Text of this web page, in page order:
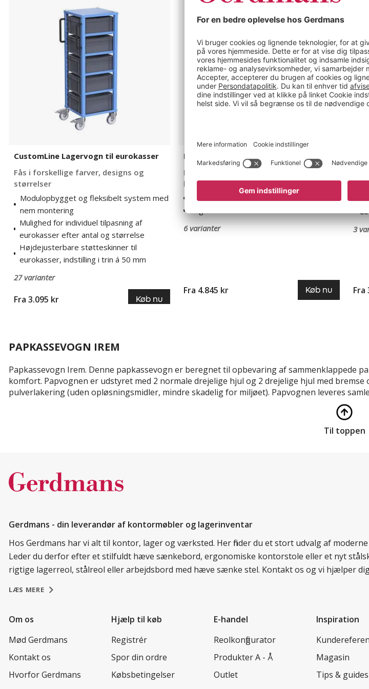
CustomLine Lagervogn til eurokasser
Fås i forskellige farver, designs og
størrelser
Modulopbygget og fleksibelt system med
nem montering
Mulighed for individuel tilpasning af
eurokasser efter antal og størrelse
Højdejusterbare støtteskinner til
eurokasser, indstilling i trin á 50 mm
27 varianter
Fra 3.095 kr Køb nu
Plukvogn Ven med stige
Forskellige størrelser, med 2 eller 3
hylder
Plus model
6 varianter
Fra 4.845 kr Køb nu
3
Fra
PAPKASSEVOGN IREM
Papkassevogn Irem. Denne papkassevogn er beregnet til opbevaring af sammenklappede
komfort. Papvognen er udstyret med 2 normale drejelige hjul og 2 drejelige hjul med
pulverlakering (uden opløsningsmidler, mindre skadelig for miljøet). Papvognen leveres
Til toppen
Gerdmans - din leverandør af kontormøbler og lagerinventar
Hos Gerdmans har vi alt til kontor, lager og værksted. Her finder du et stort udvalg af
Leder du derfor efter et stilfuldt hæve sænkebord, ergonomiske kontorstole eller et nyt
rigtige lagerreol, stålreol eller arbejdsbord med hæve sænke stel. Kontakt os og vi hjælper
LÆS MERE
Om os
Mød Gerdmans
Kontakt os
Hvorfor Gerdmans
Hjælp til køb
Registrér
Spor din ordre
Købsbetingelser
E-handel
Reolkonfigurator
Produkter A - Å
Outlet
Inspiration
Magasin
Tips & guides